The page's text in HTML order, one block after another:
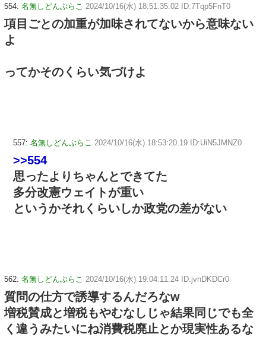
554: 名無しどんぶらこ 2024/10/16(水) 18:51:35.02 ID:7Tqp5FnT0
項目ごとの加重が加味されてないから意味ない
よ
ってかそのくらい気づけよ
557: 名無しどんぶらこ 2024/10/16(水) 18:53:20.19 ID:UiN5JMNZ0
>>554
思ったよりちゃんとできてた
多分改憲ウェイトが重い
というかそれくらいしか政党の差がない
562: 名無しどんぶらこ 2024/10/16(水) 19:04:11.24 ID:jvnDKDCr0
質問の仕方で誘導するんだろなw
増税賛成と増税もやむなしじゃ結果同じでも全
く違うみたいにね消費税廃止とか現実性あるな